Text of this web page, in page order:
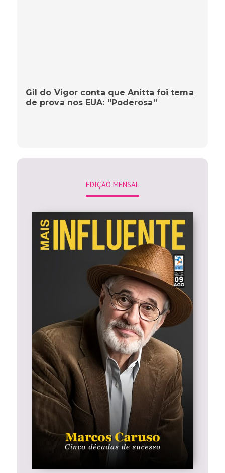
Gil do Vigor conta que Anitta foi tema
de prova nos EUA: “Poderosa”
EDIÇÃO MENSAL